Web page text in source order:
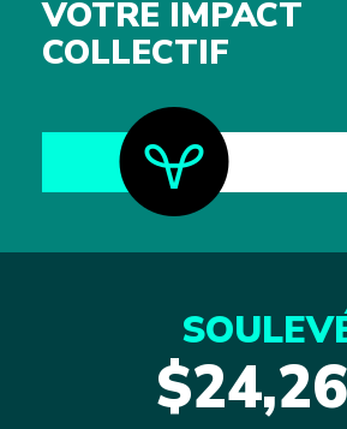
VOTRE IMPACT
COLLECTIF